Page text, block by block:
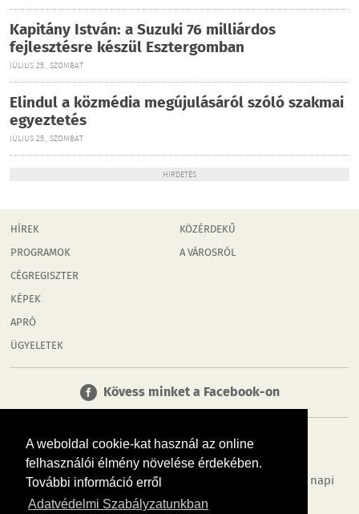
A weboldal cookie-kat használ az online
felhasználói élmény növelése érdekében.
További információ erről
Adatvédelmi Szabályzatunkban
Kapitány István: a Suzuki 76 milliárdos
fejlesztésre készül Esztergomban
JÚLIUS 25., SZOMBAT
Elindul a közmédia megújulásáról szóló szakmai
egyeztetés
JÚLIUS 25., SZOMBAT
HIRDETÉS
HÍREK
PROGRAMOK
CÉGREGISZTER
KÉPEK
APRÓ
ÜGYELETEK
KÖZÉRDEKŰ
A VÁROSRÓL
Kövess minket a Facebook-on
Tudj meg többet városodról! Hírek, programok, képek, napi
menü, cégek…. és minden, ami Győr